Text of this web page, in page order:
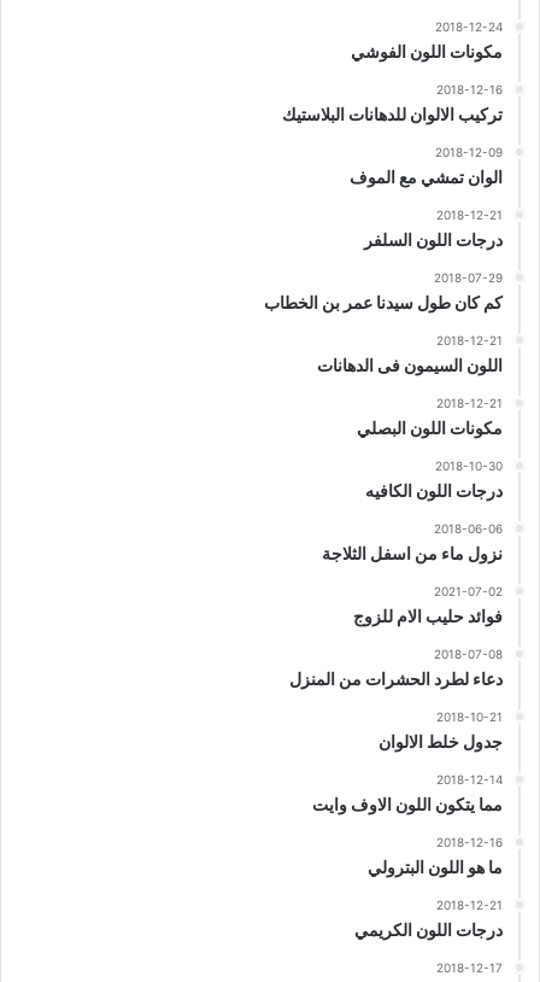
2018-12-24
مكونات اللون الفوشي
2018-12-16
تركيب الالوان للدهانات البلاستيك
2018-12-09
الوان تمشي مع الموف
2018-12-21
درجات اللون السلفر
2018-07-29
كم كان طول سيدنا عمر بن الخطاب
2018-12-21
اللون السيمون فى الدهانات
2018-12-21
مكونات اللون البصلي
2018-10-30
درجات اللون الكافيه
2018-06-06
نزول ماء من اسفل الثلاجة
2021-07-02
فوائد حليب الام للزوج
2018-07-08
دعاء لطرد الحشرات من المنزل
2018-10-21
جدول خلط الالوان
2018-12-14
مما يتكون اللون الاوف وايت
2018-12-16
ما هو اللون البترولي
2018-12-21
درجات اللون الكريمي
2018-12-17